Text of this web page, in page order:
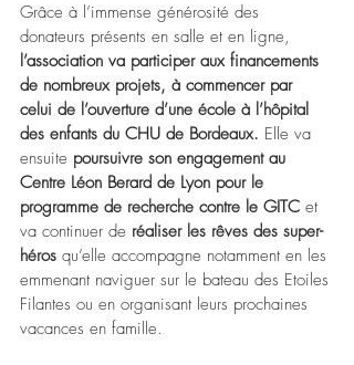
Grâce à l’immense générosité des
donateurs présents en salle et en ligne,
l’association va participer aux financements
de nombreux projets, à commencer par
celui de l’ouverture d’une école à l’hôpital
des enfants du CHU de Bordeaux. Elle va
ensuite poursuivre son engagement au
Centre Léon Berard de Lyon pour le
programme de recherche contre le GITC et
va continuer de réaliser les rêves des super-
héros qu’elle accompagne notamment en les
emmenant naviguer sur le bateau des Etoiles
Filantes ou en organisant leurs prochaines
vacances en famille.